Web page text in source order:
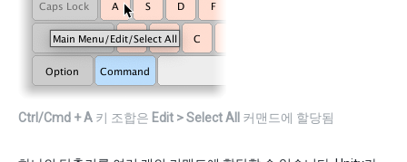
Ctrl/Cmd + A 키 조합은 Edit > Select All 커맨드에 할당됨